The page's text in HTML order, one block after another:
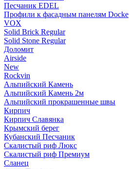
Пес­ча­ник EDEL
Профили к фасадным панелям Docke
VOX
Solid Brick Regular
Solid Stone Regular
Доломит
Airside
New
Rockvin
Альпийский Камень
Альпийский Камень 2м
Альпийский прокрашенные швы
Кирпич
Кирпич Славянка
Крымский берег
Кубанский Песчаник
Скалистый риф Люкс
Скалистый риф Премиум
Сланец